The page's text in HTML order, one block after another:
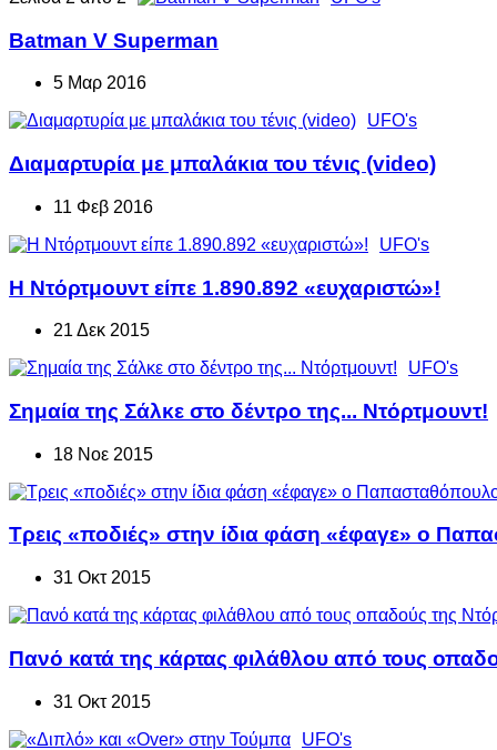
Batman V Superman
5 Μαρ 2016
UFO's
Διαμαρτυρία με μπαλάκια του τένις (video)
11 Φεβ 2016
UFO's
Η Ντόρτμουντ είπε 1.890.892 «ευχαριστώ»!
21 Δεκ 2015
UFO's
Σημαία της Σάλκε στο δέντρο της... Ντόρτμουντ!
18 Νοε 2015
Τρεις «ποδιές» στην ίδια φάση «έφαγε» ο
31 Οκτ 2015
Πανό κατά της κάρτας φιλάθλου από τους
31 Οκτ 2015
UFO's